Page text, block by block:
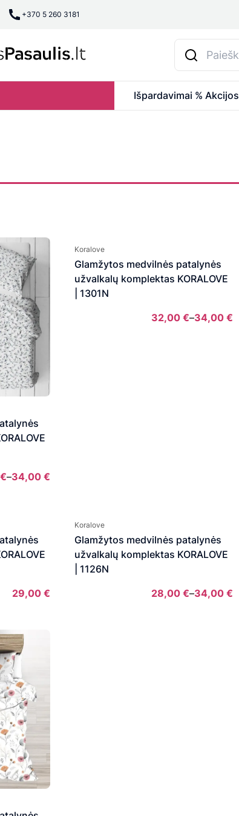
+370 5 260 3181
Išpardavimai % Akcijos
€–34,00 €
32,00 €
through
34,00 €
Koralove
Glamžytos medvilnės patalynės
užvalkalų komplektas KORALOVE
| 1301N
32,00 €–34,00 €
29,00 €
Koralove
Glamžytos medvilnės patalynės
užvalkalų komplektas KORALOVE
| 1126N
28,00 €–34,00 €